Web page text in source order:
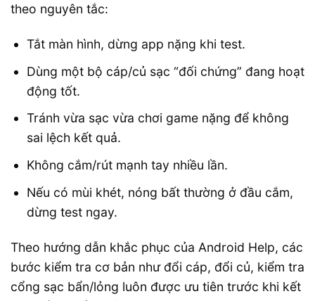
theo nguyên tắc:
Tắt màn hình, dừng app nặng khi test.
Dùng một bộ cáp/củ sạc “đối chứng” đang hoạt
động tốt.
Tránh vừa sạc vừa chơi game nặng để không
sai lệch kết quả.
Không cắm/rút mạnh tay nhiều lần.
Nếu có mùi khét, nóng bất thường ở đầu cắm,
dừng test ngay.
Theo hướng dẫn khắc phục của Android Help, các
bước kiểm tra cơ bản như đổi cáp, đổi củ, kiểm tra
cổng sạc bẩn/lỏng luôn được ưu tiên trước khi kết